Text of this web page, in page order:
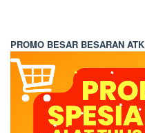
PROMO BESAR BESARAN ATK